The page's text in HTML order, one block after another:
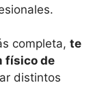
completa, te
físico de
distintos